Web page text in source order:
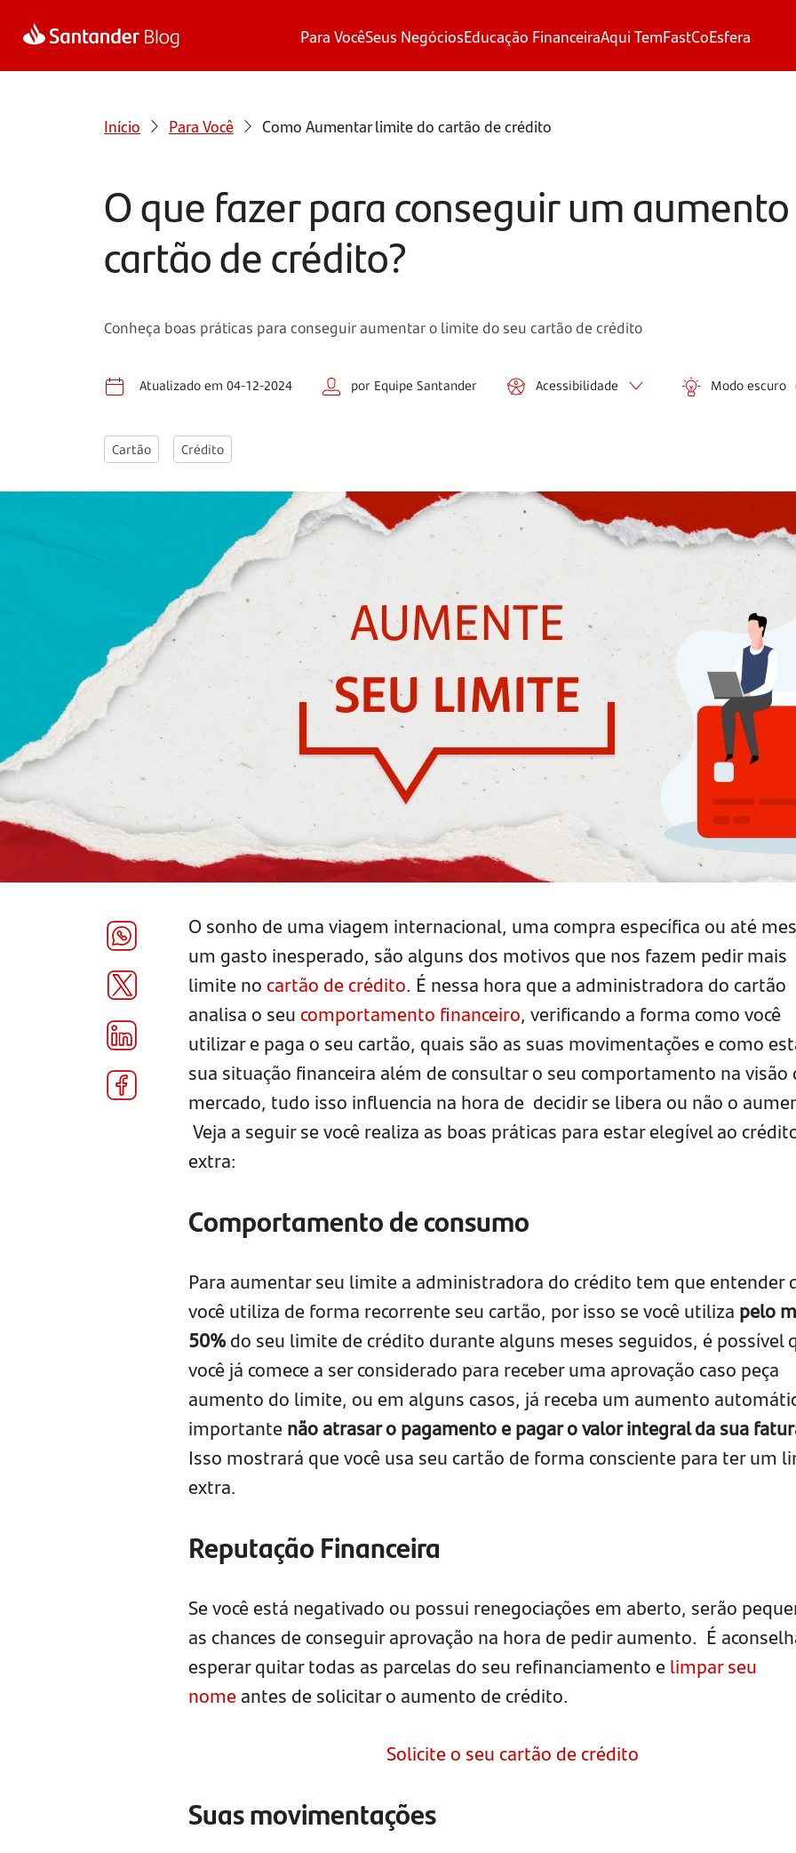
Para VocêSeus NegóciosEducação FinanceiraAqui TemFastCoEsfera
Início Para Você Como Aumentar limite do cartão de crédito
O que fazer para conseguir um
cartão de crédito?
Conheça boas práticas para conseguir aumentar o limite do seu cartão de crédito
Atualizado em 04-12-2024 por Equipe Santander Acessibilidade Modo escuro
Cartão Crédito
O sonho de uma viagem internacional, uma compra específica ou até
um gasto inesperado, são alguns dos motivos que nos fazem pedir mais
limite nocartão de crédito. É nessa hora que a administradora do cartão
analisa o seucomportamento financeiro, verificando a forma como você
utilizar e paga o seu cartão, quais são as suas movimentações e como
sua situação financeira além de consultar o seu comportamento na visão
mercado, tudo isso influencia na hora de decidir se libera ou não o
Veja a seguir se você realiza as boas práticas para estar elegível ao
extra:
Comportamento de consumo
Para aumentar seu limite a administradora do crédito tem que entender
você utiliza de forma recorrente seu cartão, por isso se você utiliza pelo
50%do seu limite de crédito durante alguns meses seguidos, é possível
você já comece a ser considerado para receber uma aprovação caso peça
aumento do limite, ou em alguns casos, já receba um aumento
importantenão atrasar o pagamento e pagar o valor integral da sua
Isso mostrará que você usa seu cartão de forma consciente para ter um
extra.
Reputação Financeira
Se você está negativado ou possui renegociações em aberto, serão
as chances de conseguir aprovação na hora de pedir aumento. É
esperar quitar todas as parcelas do seu refinanciamento elimpar seu
nomeantes de solicitar o aumento de crédito.
Solicite o seu cartão de crédito
Suas movimentações